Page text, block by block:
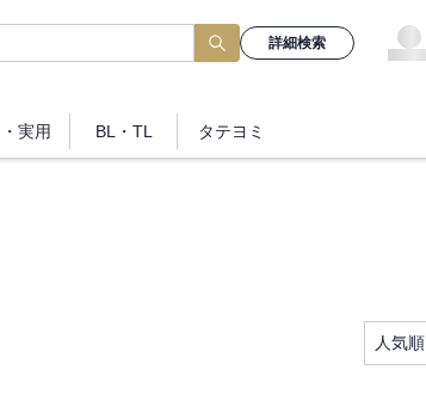
詳細検索
・実用 BL・TL タテヨミ
人気順